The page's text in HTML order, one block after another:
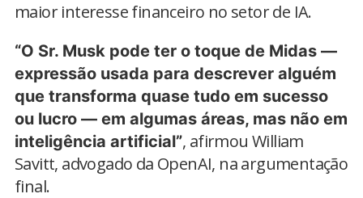
maior interesse financeiro no setor de IA.
“O Sr. Musk pode ter o toque de Midas —
expressão usada para descrever alguém
que transforma quase tudo em sucesso
ou lucro — em algumas áreas, mas não em
inteligência artificial”, afirmou William
Savitt, advogado da OpenAI, na argumentação
final.